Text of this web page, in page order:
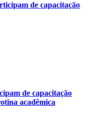
de capacitação
de capacitação
acadêmica